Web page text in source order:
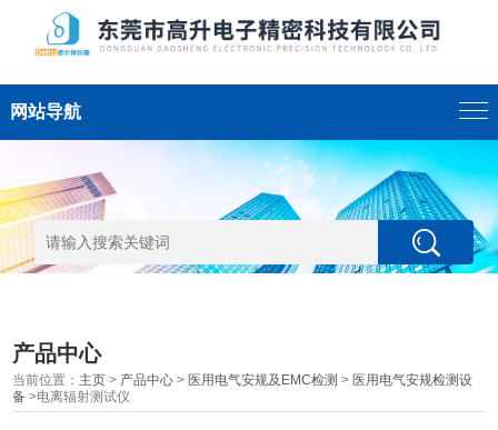
网站导航
产品中心
当前位置： 主页 > 产品中心 > 医用电气安规及EMC检测 > 医用电气安规检测设
备 >电离辐射测试仪